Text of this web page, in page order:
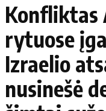
Naujausi
Regionai
Pasaulis
Politika
Konfliktas
rytuose
Izraelio
nusinešė